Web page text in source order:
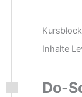
Inhalte
Do-